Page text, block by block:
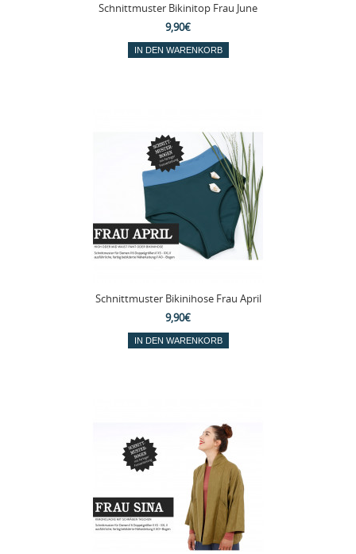
Schnittmuster Bikinitop Frau June
9,90€
Schnittmuster Bikinihose Frau April
9,90€